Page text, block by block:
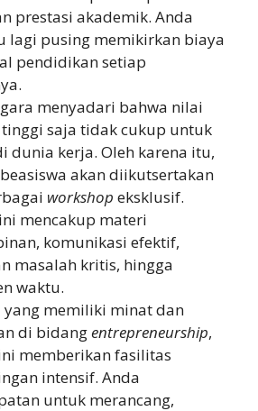
prestasi akademik. Anda
lagi pusing memikirkan biaya
pendidikan setiap
menyadari bahwa nilai
saja tidak cukup untuk
dunia kerja. Oleh karena itu,
akan diikutsertakan
workshop eksklusif.
mencakup materi
komunikasi efektif,
masalah kritis, hingga
waktu.
yang memiliki minat dan
di bidangentrepreneurship,
memberikan fasilitas
intensif. Anda
untuk merancang,